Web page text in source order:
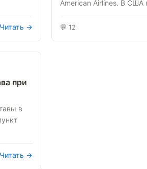
Читать →
American Airlines. В США
💬 12
при
в
Читать →